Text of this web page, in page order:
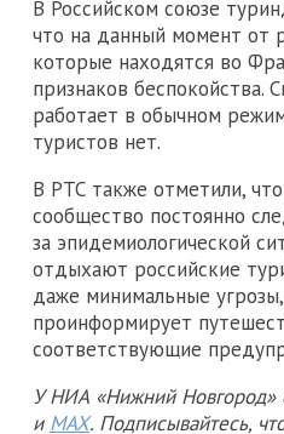
В Российском союзе
что на данный момент от
которые находятся во
признаков беспокойства.
работает в обычном
туристов нет.
В РТС также отметили,
сообщество постоянно
за эпидемиологической
отдыхают российские
даже минимальные
проинформирует
соответствующие
У НИА «Нижний Новгород»
и MAX. Подписывайтесь,